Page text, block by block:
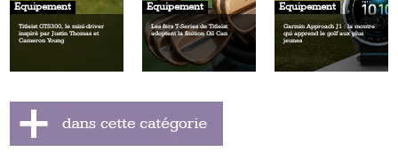
Equipement
Titleist GTS300, le mini‑driver
inspiré par Justin Thomas et
Cameron Young
Equipement
Les fers T‑Series de Titleist
adoptent la finition Oil Can
Equipement
Garmin Approach J1 : la montre
qui apprend le golf aux plus
jeunes